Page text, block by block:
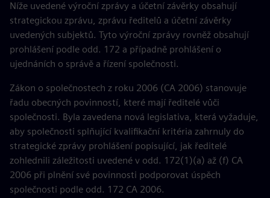
Níže uvedené výroční zprávy a účetní závěrky obsahují
strategickou zprávu, zprávu ředitelů a účetní závěrky
uvedených subjektů. Tyto výroční zprávy rovněž obsahují
prohlášení podle odd. 172 a případně prohlášení o
ujednáních o správě a řízení společnosti.
Zákon o společnostech z roku 2006 (CA 2006) stanovuje
řadu obecných povinností, které mají ředitelé vůči
společnosti. Byla zavedena nová legislativa, která vyžaduje,
aby společnosti splňující kvalifikační kritéria zahrnuly do
strategické zprávy prohlášení popisující, jak ředitelé
zohlednili záležitosti uvedené v odd. 172(1)(a) až (f) CA
2006 při plnění své povinnosti podporovat úspěch
společnosti podle odd. 172 CA 2006.